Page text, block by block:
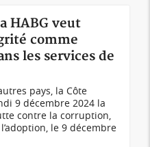
HABG veut
comme
les services de
pays, la Côte
9 décembre 2024 la
contre la corruption,
le 9 décembre